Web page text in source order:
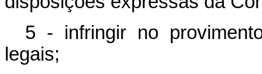
5 - infringir no
legais;